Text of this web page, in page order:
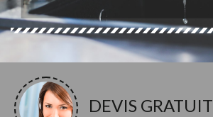
DEVIS GRATUIT